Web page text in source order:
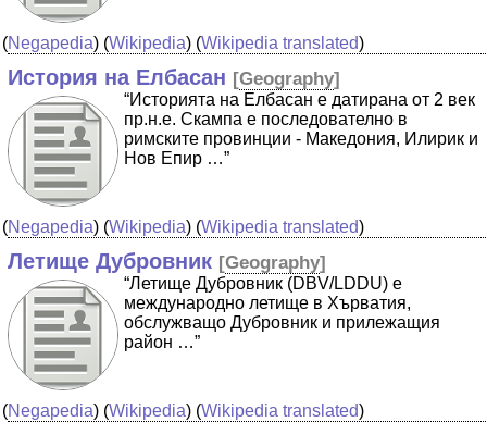
(Negapedia) (Wikipedia) (Wikipedia translated)
История на Елбасан [Geography]
“Историята на Елбасан е датирана от 2 век
пр.н.е. Скампа е последователно в
римските провинции - Македония, Илирик и
Нов Епир …”
(Negapedia) (Wikipedia) (Wikipedia translated)
Летище Дубровник [Geography]
“Летище Дубровник (DBV/LDDU) е
международно летище в Хърватия,
обслужващо Дубровник и прилежащия
район …”
(Negapedia) (Wikipedia) (Wikipedia translated)